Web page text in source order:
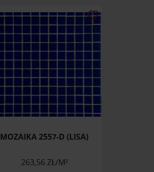
MOZAIKA 2557-D (LISA)
263,56 ZŁ/M²